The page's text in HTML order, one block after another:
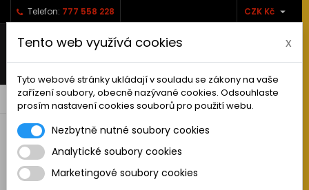
Telefon: 777 558 228 CZK Kč 
   shopping_cart0
RC AUTA
KAMIONY A NÁKLADNÍ AUTA
Tento web využívá cookies x
Tyto webové stránky ukládají v souladu se zákony na vaše
zařízení soubory, obecně nazývané cookies. Odsouhlaste
prosím nastavení cookies souborů pro použití webu.
Nezbytně nutné soubory cookies
Analytické soubory cookies
Marketingové soubory cookies